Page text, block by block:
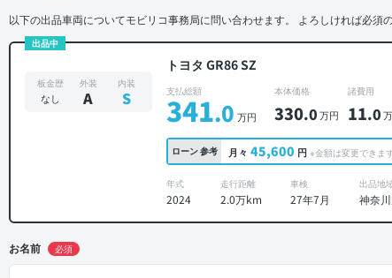
以下の出品車両についてモビリコ事務局に問い合わせます。 よろしければ必須
出品中
トヨタ GR86 SZ
板金歴
なし
外装
A
内装
S 支払総額
341.0 万円
本体価格
330.0万円
諸費用
11.0
ローン参考 月々 45,600 円 ※金額は変更できます
年式
2024
走行距離
2.0万km
車検
27年7月
出品地
神奈
お名前 必須